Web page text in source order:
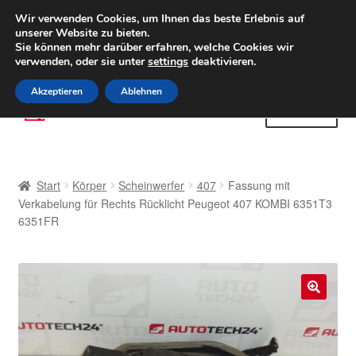
LIEFERUNG ab 6 EUR
Weltweiter Versand
(800) 500 564Mo-Fr 9-16 Uhr
Zur
Navigation
Zum
Inhalt
AGB
Datenschutz-Bestimmungen
Start Körper Scheinwerfer 407
Fassung mit
Verkabelung für Rechts Rücklicht Peugeot 407 KOMBI 6351T3
6351FR
Wir verwenden Cookies, um Ihnen das beste Erlebnis auf
unserer Website zu bieten.
Sie können mehr darüber erfahren, welche Cookies wir
verwenden, oder sie untersettings deaktivieren.
Akzeptieren Ablehnen